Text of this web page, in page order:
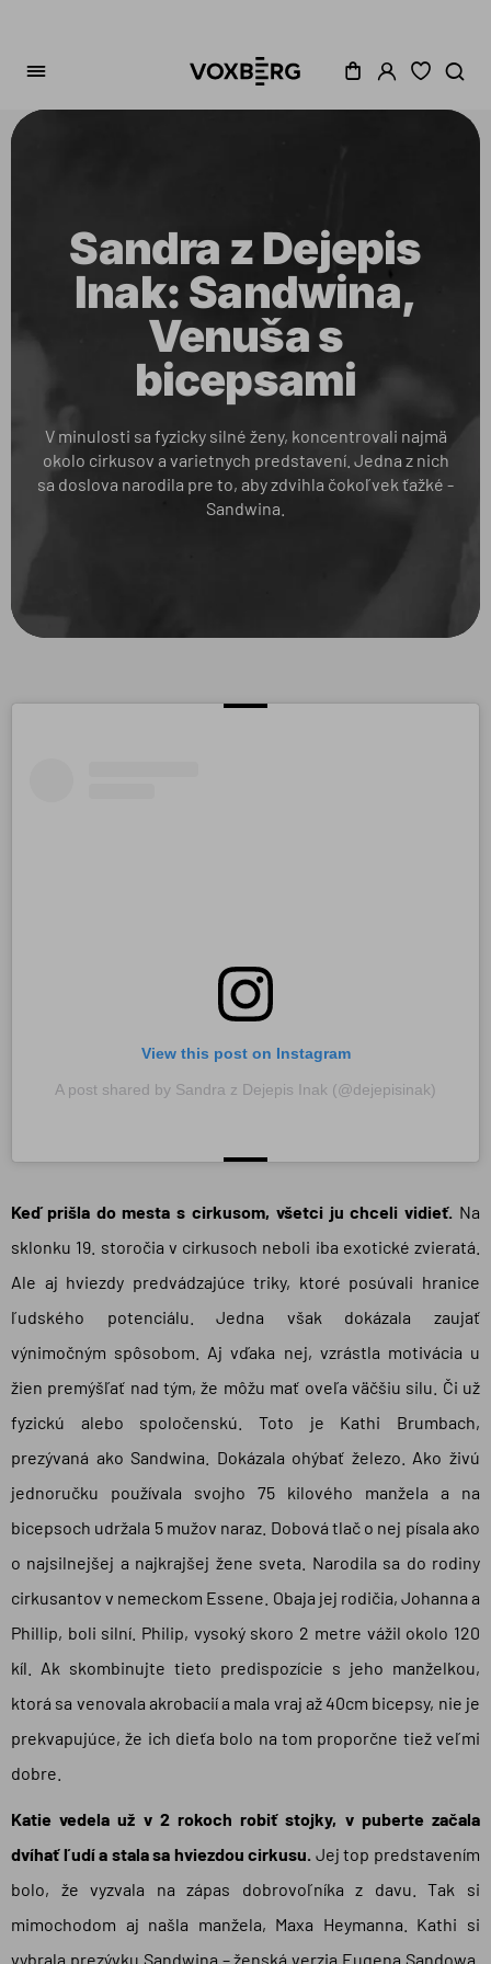
Sandra z Dejepis
Inak: Sandwina,
Venuša s
bicepsami
V minulosti sa fyzicky silné ženy, koncentrovali najmä
okolo cirkusov a varietnych predstavení. Jedna z nich
sa doslova narodila pre to, aby zdvihla čokoľvek ťažké -
Sandwina.
View this post on Instagram
A post shared by Sandra z Dejepis Inak (@dejepisinak)
Keď prišla do mesta s cirkusom, všetci ju chceli vidieť. Na
sklonku 19. storočia v cirkusoch neboli iba exotické zvieratá.
Ale aj hviezdy predvádzajúce triky, ktoré posúvali hranice
ľudského potenciálu. Jedna však dokázala zaujať
výnimočným spôsobom. Aj vďaka nej, vzrástla motivácia u
žien premýšľať nad tým, že môžu mať oveľa väčšiu silu. Či už
fyzickú alebo spoločenskú. Toto je Kathi Brumbach,
prezývaná ako Sandwina. Dokázala ohýbať železo. Ako živú
jednoručku používala svojho 75 kilového manžela a na
bicepsoch udržala 5 mužov naraz. Dobová tlač o nej písala ako
o najsilnejšej a najkrajšej žene sveta. Narodila sa do rodiny
cirkusantov v nemeckom Essene. Obaja jej rodičia, Johanna a
Phillip, boli silní. Philip, vysoký skoro 2 metre vážil okolo 120
kíl. Ak skombinujte tieto predispozície s jeho manželkou,
ktorá sa venovala akrobacií a mala vraj až 40cm bicepsy, nie je
prekvapujúce, že ich dieťa bolo na tom proporčne tiež veľmi
dobre.
Katie vedela už v 2 rokoch robiť stojky, v puberte začala
dvíhať ľudí a stala sa hviezdou cirkusu. Jej top predstavením
bolo, že vyzvala na zápas dobrovoľníka z davu. Tak si
mimochodom aj našla manžela, Maxa Heymanna. Kathi si
vybrala prezývku Sandwina – ženská verzia Eugena Sandowa.